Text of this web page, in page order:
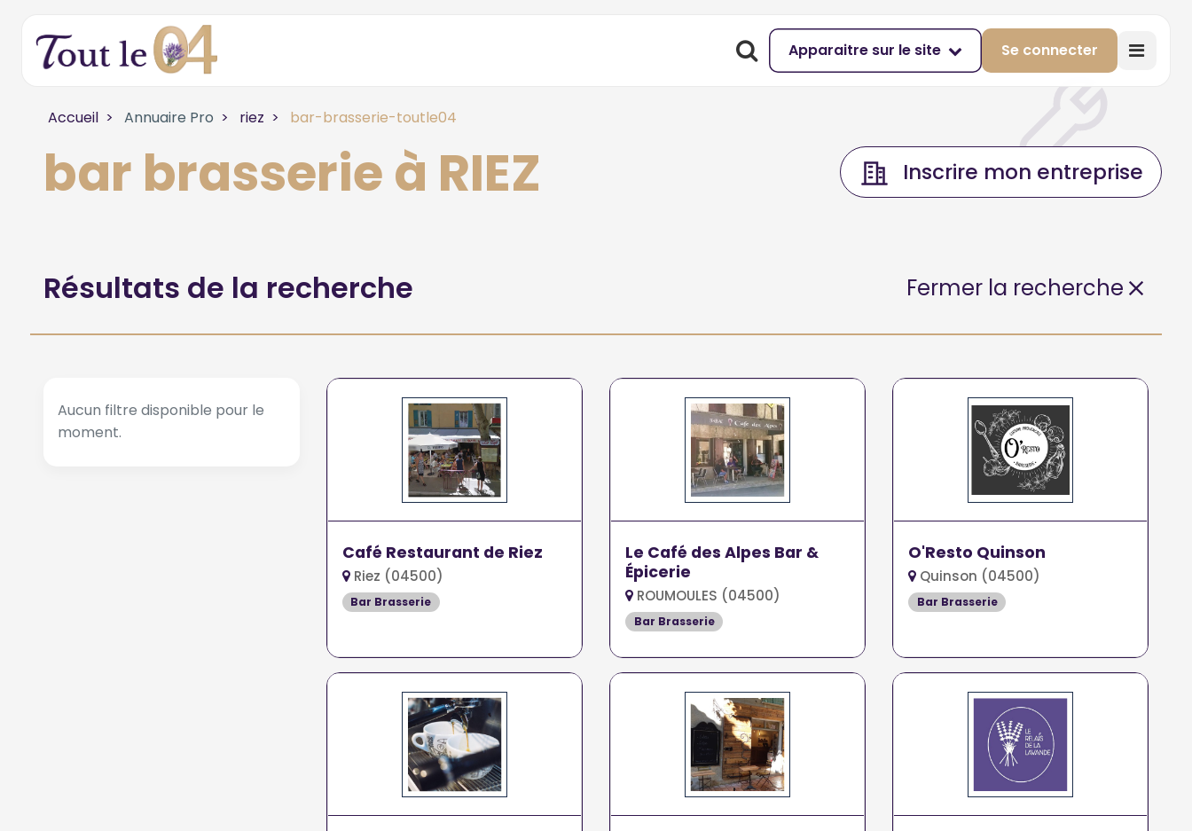
Apparaitre sur le site Se connecter
Accueil Annuaire Pro riez bar-brasserie-toutle04
bar brasserie à RIEZ Inscrire mon entreprise
Résultats de la recherche Fermer la recherche
Aucun filtre disponible pour le
moment.
Café Restaurant de Riez
Riez (04500)
Bar Brasserie
Le Café des Alpes Bar &
Épicerie
ROUMOULES (04500)
Bar Brasserie
O'Resto Quinson
Quinson (04500)
Bar Brasserie